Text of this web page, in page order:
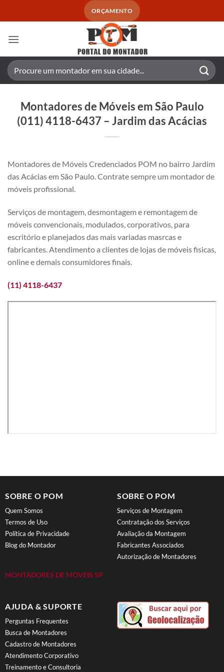
ORÇAMENTO
Pesquisar
por:
Montadores de Móveis em São Paulo
(011) 4118-6437 – Jardim das Acácias
Montadores de Móveis Credenciados POM no bairro Jardim
das Acácias em São Paulo. Contrate sempre um montador de
móveis profissional.
Serviços de montagem, desmontagem e remontagem de
móveis convencionais, modulados, corporativos, para
escritório e planejados das mais variadas masrcas e
fabricantes. Atendimento a clientes de lojas de móveis fisicas,
online e demais consumidores finais.
(11) 4118-6437
SOBRE O POM
Quem Somos
Termos de Uso
Política de Privacidade
Blog do Montador
MONTADORES DE MÓVEIS SP
SOBRE O POM
Serviços de Montagem
Contratação dos Serviços
Avaliação da Montagem
Fabricantes Associados
Autorização de Montadores
AJUDA & SUPORTE
Perguntas Frequentes
Busca de Montadores
Cadastro de Montadores
Atendimento Corporativo
Treinamento e Consultoria